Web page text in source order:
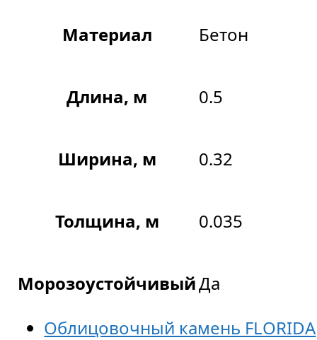
Материал Бетон
Длина, м 0.5
Ширина, м 0.32
Толщина, м 0.035
МорозоустойчивыйДа
Облицовочный камень FLORIDA